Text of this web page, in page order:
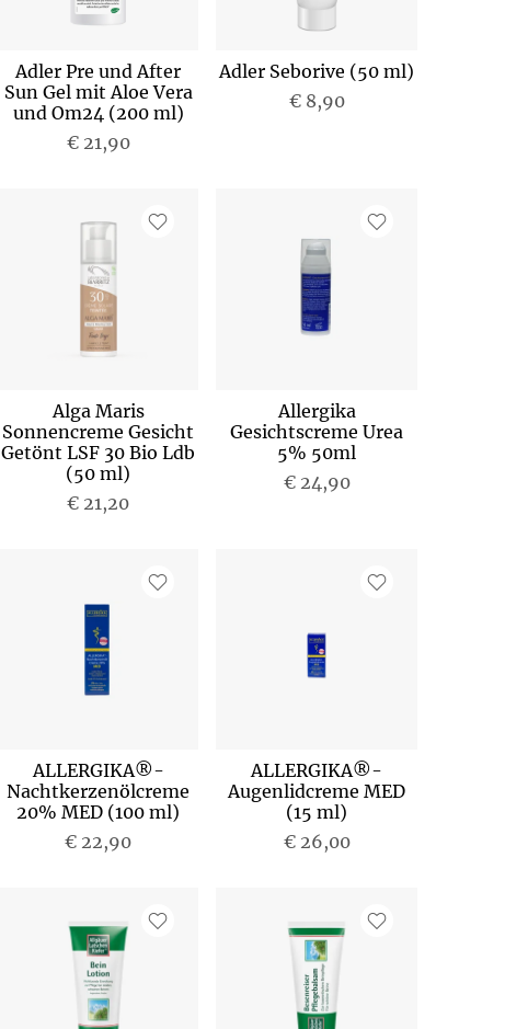
Adler Pre und After
Sun Gel mit Aloe Vera
und Om24 (200 ml)
€ 21,90
Adler Seborive (50 ml)
€ 8,90
Alga Maris
Sonnencreme Gesicht
Getönt LSF 30 Bio Ldb
(50 ml)
€ 21,20
Allergika
Gesichtscreme Urea
5% 50ml
€ 24,90
ALLERGIKA®-
Nachtkerzenölcreme
20% MED (100 ml)
€ 22,90
ALLERGIKA®-
Augenlidcreme MED
(15 ml)
€ 26,00